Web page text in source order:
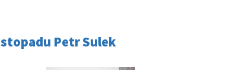
Petr Sulek